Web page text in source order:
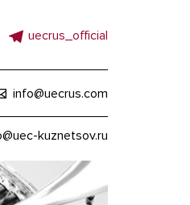
uecrus_official
info@uecrus.com
kuznetsov.ru